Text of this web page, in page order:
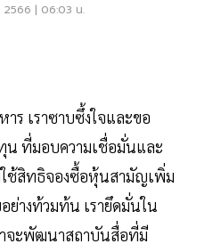
2566 | 06:03 น.
ร เราซาบซึ้งใจและขอ
ที่มอบความเชื่อมั่นและ
ใช้สิทธิจองซื้อหุ้นสามัญเพิ่ม
างท้วมท้น เรายึดมั่นใน
จะพัฒนาสถาบันสื่อที่มี